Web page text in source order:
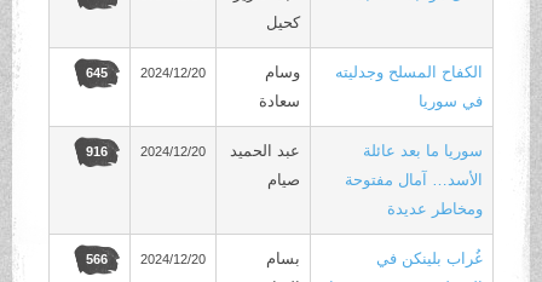
كحيل
الكفاح المسلح وجدليته
في سوريا
وسام
سعادة
2024/12/20
645
سوريا ما بعد عائلة
الأسد… آمال مفتوحة
ومخاطر عديدة
عبد الحميد
صيام
2024/12/20
916
غُراب بلينكن في
بسام
2024/12/20
566